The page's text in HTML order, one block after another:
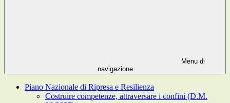
Menu di
navigazione
Piano Nazionale di Ripresa e Resilienza
Costruire competenze, attraversare i confini (D.M.